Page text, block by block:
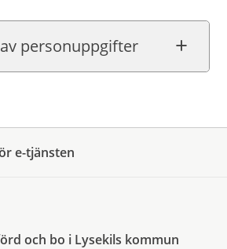
personuppgifter
e-tjänsten
och bo i Lysekils kommun